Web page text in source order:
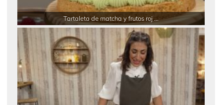
Tartaleta de matcha y frutos roj ...